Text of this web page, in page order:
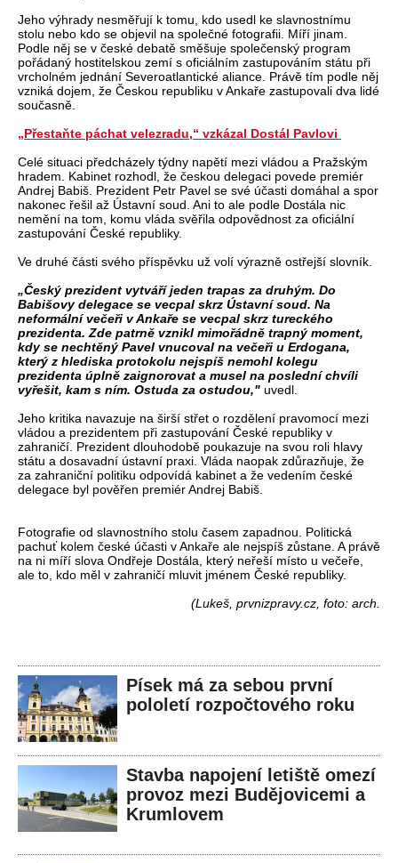
Jeho výhrady nesměřují k tomu, kdo usedl ke slavnostnímu
stolu nebo kdo se objevil na společné fotografii. Míří jinam.
Podle něj se v české debatě směšuje společenský program
pořádaný hostitelskou zemí s oficiálním zastupováním státu při
vrcholném jednání Severoatlantické aliance. Právě tím podle něj
vzniká dojem, že Českou republiku v Ankaře zastupovali dva lidé
současně.
„Přestaňte páchat velezradu,“ vzkázal Dostál Pavlovi
Celé situaci předcházely týdny napětí mezi vládou a Pražským
hradem. Kabinet rozhodl, že českou delegaci povede premiér
Andrej Babiš. Prezident Petr Pavel se své účasti domáhal a spor
nakonec řešil až Ústavní soud. Ani to ale podle Dostála nic
nemění na tom, komu vláda svěřila odpovědnost za oficiální
zastupování České republiky.
Ve druhé části svého příspěvku už volí výrazně ostřejší slovník.
„Český prezident vytváří jeden trapas za druhým. Do
Babišovy delegace se vecpal skrz Ústavní soud. Na
neformální večeři v Ankaře se vecpal skrz tureckého
prezidenta. Zde patrně vznikl mimořádně trapný moment,
kdy se nechtěný Pavel vnucoval na večeři u Erdogana,
který z hlediska protokolu nejspíš nemohl kolegu
prezidenta úplně zaignorovat a musel na poslední chvíli
vyřešit, kam s ním. Ostuda za ostudou," uvedl.
Jeho kritika navazuje na širší střet o rozdělení pravomocí mezi
vládou a prezidentem při zastupování České republiky v
zahraničí. Prezident dlouhodobě poukazuje na svou roli hlavy
státu a dosavadní ústavní praxi. Vláda naopak zdůrazňuje, že
za zahraniční politiku odpovídá kabinet a že vedením české
delegace byl pověřen premiér Andrej Babiš.
Fotografie od slavnostního stolu časem zapadnou. Politická
pachuť kolem české účasti v Ankaře ale nejspíš zůstane. A právě
na ni míří slova Ondřeje Dostála, který neřeší místo u večeře,
ale to, kdo měl v zahraničí mluvit jménem České republiky.
(Lukeš, prvnizpravy.cz, foto: arch.
Písek má za sebou první
pololetí rozpočtového roku
Stavba napojení letiště omezí
provoz mezi Budějovicemi a
Krumlovem